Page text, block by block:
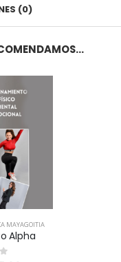
(0)
MAYAGOITIA
Alpha